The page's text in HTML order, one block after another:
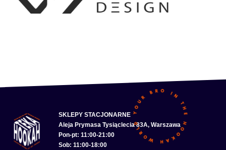
SKLEPY STACJONARNE
Aleja Prymasa Tysiąclecia 83A, Warszawa
Pon-pt: 11:00-21:00
Sob: 11:00-18:00